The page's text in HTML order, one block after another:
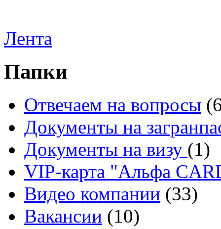
Лента
Папки
Отвечаем на вопросы
Документы на
Документы на визу (1)
VIP-карта "Альфа
Видео компании (33)
Вакансии (10)